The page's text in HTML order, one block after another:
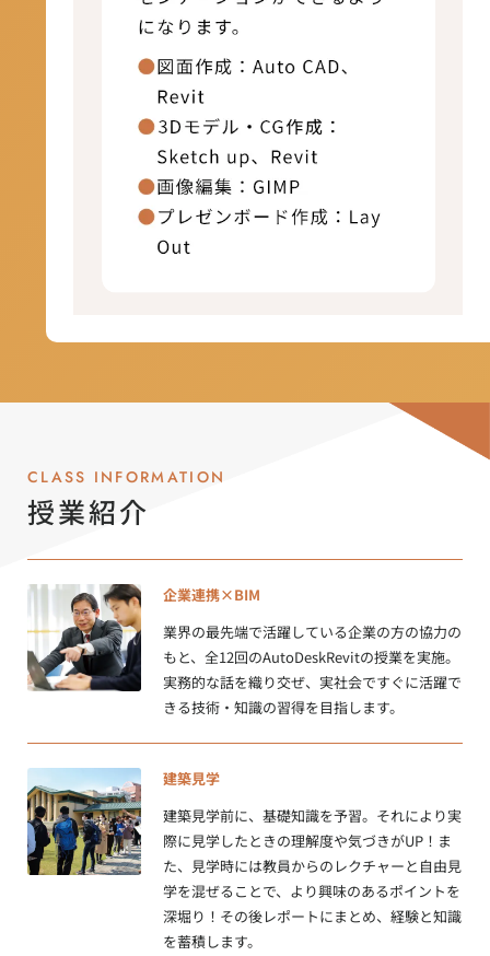
CLASS INFORMATION
授業紹介
企業連携×BIM
業界の最先端で活躍している企業の方の協力の
もと、全12回のAutoDeskRevitの授業を実施。
実務的な話を織り交ぜ、実社会ですぐに活躍で
きる技術・知識の習得を目指します。
建築見学
建築見学前に、基礎知識を予習。それにより実
際に見学したときの理解度や気づきがUP！ま
た、見学時には教員からのレクチャーと自由見
学を混ぜることで、より興味のあるポイントを
深堀り！その後レポートにまとめ、経験と知識
を蓄積します。